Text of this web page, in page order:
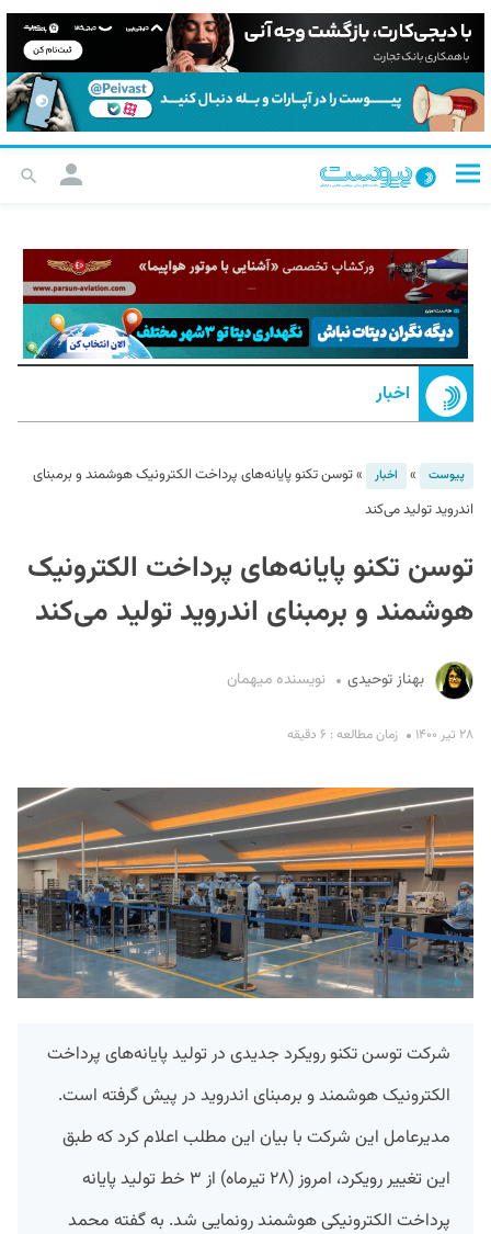
اخبار
پیوست » اخبار »توسن تکنو پایانه‌های پرداخت الکترونیک هوشمند و برمبنای
اندروید تولید می‌کند
توسن تکنو پایانه‌های پرداخت الکترونیک
هوشمند و برمبنای اندروید تولید می‌کند
بهناز توحیدی نویسنده میهمان
۲۸ تیر ۱۴۰۰ زمان مطالعه : ۶ دقیقه
شرکت توسن تکنو رویکرد جدیدی در تولید پایانه‌های پرداخت
الکترونیک هوشمند و برمبنای اندروید در پیش گرفته است.
مدیرعامل این شرکت با بیان این مطلب اعلام کرد که طبق
این تغییر رویکرد، امروز (۲۸ تیرماه) از ۳ خط تولید پایانه
پرداخت الکترونیکی هوشمند رونمایی شد. به گفته محمد